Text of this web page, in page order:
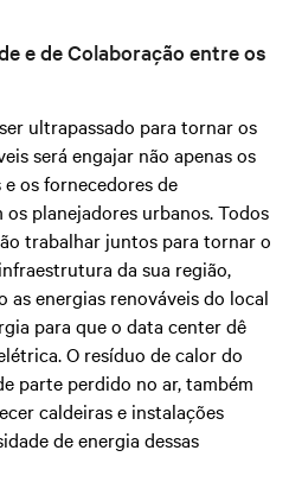
e de Colaboração entre os
ultrapassado para tornar os
será engajar não apenas os
os fornecedores de
planejadores urbanos. Todos
trabalhar juntos para tornar o
da sua região,
as energias renováveis do local
para que o data center dê
O resíduo de calor do
parte perdido no ar, também
caldeiras e instalações
de energia dessas